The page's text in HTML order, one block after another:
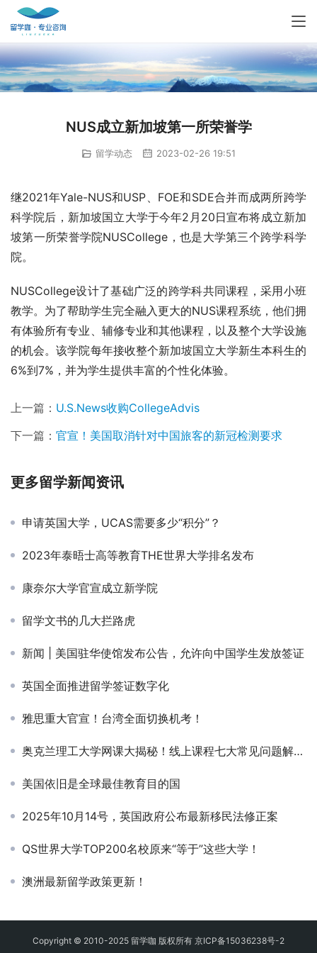
NUS成立新加坡第一所荣誉学
留学动态 2023-02-26 19:51
继2021年Yale-NUS和USP、FOE和SDE合并而成两所跨学
科学院后，新加坡国立大学于今年2月20日宣布将成立新加
坡第一所荣誉学院NUSCollege，也是大学第三个跨学科学
院。
NUSCollege设计了基础广泛的跨学科共同课程，采用小班
教学。为了帮助学生完全融入更大的NUS课程系统，他们拥
有体验所有专业、辅修专业和其他课程，以及整个大学设施
的机会。该学院每年接收整个新加坡国立大学新生本科生的
6%到7%，并为学生提供丰富的个性化体验。
上一篇： U.S.News收购CollegeAdvis
下一篇： 官宣！美国取消针对中国旅客的新冠检测要求
更多留学新闻资讯
申请英国大学，UCAS需要多少“积分”？
2023年泰晤士高等教育THE世界大学排名发布
康奈尔大学官宣成立新学院
留学文书的几大拦路虎
新闻 | 美国驻华使馆发布公告，允许向中国学生发放签证
英国全面推进留学签证数字化
雅思重大官宣！台湾全面切换机考！
奥克兰理工大学网课大揭秘！线上课程七大常见问题解答！
美国依旧是全球最佳教育目的国
2025年10月14号，英国政府公布最新移民法修正案
QS世界大学TOP200名校原来“等于”这些大学！
澳洲最新留学政策更新！
Copyright © 2010-2025 留学咖 版权所有 京ICP备15036238号-2